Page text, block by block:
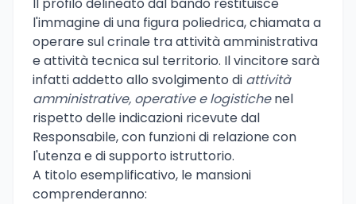
l'immagine di una figura poliedrica, chiamata a
operare sul crinale tra attività amministrativa
e attività tecnica sul territorio. Il vincitore sarà
infatti addetto allo svolgimento di attività
amministrative, operative e logistichenel
rispetto delle indicazioni ricevute dal
Responsabile, con funzioni di relazione con
l'utenza e di supporto istruttorio.
A titolo esemplificativo, le mansioni
comprenderanno: